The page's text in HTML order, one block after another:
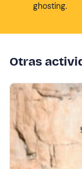
ghosting.
Otras